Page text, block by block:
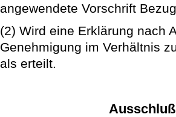
angewendete Vorschrift
(2) Wird eine Erklärung nach
Genehmigung im Verhältnis
als erteilt.